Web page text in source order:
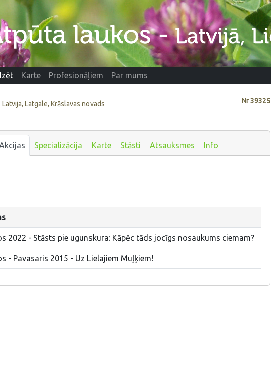
Karte Profesionāļiem Par mums
Nr39325
Latvija, Latgale, Krāslavas novads
Akcijas Specializācija Karte Stāsti Atsauksmes Info
2022 - Stāsts pie ugunskura: Kāpēc tāds jocīgs nosaukums ciemam?
- Pavasaris 2015 - Uz Lielajiem Muļķiem!